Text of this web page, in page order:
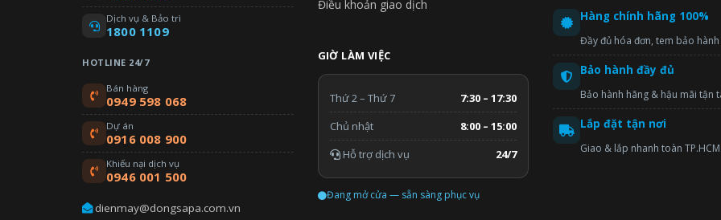
Dịch vụ & Bảo trì
1800 1109
HOTLINE 24/7
Bán hàng
0949 598 068
Dự án
0916 008 900
Khiếu nại dịch vụ
0946 001 500
dienmay@dongsapa.com.vn
Điều khoản giao dịch
GIỜ LÀM VIỆC
Thứ 2 – Thứ 7
7:30 – 17:30
Chủ nhật
8:00 – 15:00
Hỗ trợ dịch vụ
24/7
Đang mở cửa — sẵn sàng phục vụ
Hàng chính hãng 100%
Đầy đủ hóa đơn, tem bảo hành
Bảo hành đầy đủ
Bảo hành hãng & hậu mãi tận
Lắp đặt tận nơi
Giao & lắp nhanh toàn TP.HCM